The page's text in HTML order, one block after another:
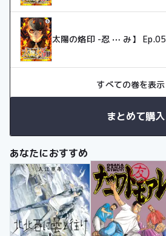
太陽の烙印 -忍 ⋯ み】 Ep.05
すべての巻を表示
まとめて購入
あなたにおすすめ